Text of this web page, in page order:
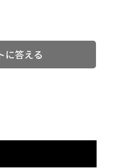
に答える